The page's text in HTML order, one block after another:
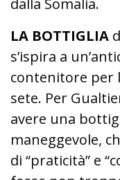
dalla Somalia.
LA BOTTIGLIA
s’ispira a
contenitore per
sete. Per
avere una
maneggevole,
di “praticità” e